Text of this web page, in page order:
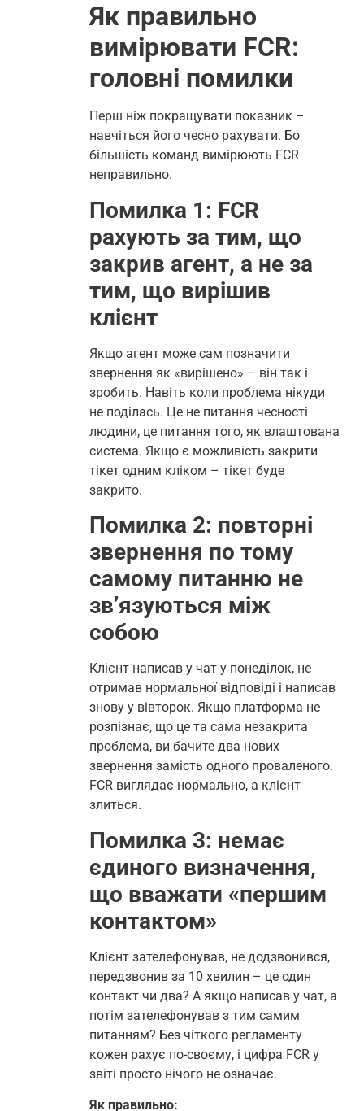
Як правильно
вимірювати FCR:
головні помилки
Перш ніж покращувати показник –
навчіться його чесно рахувати. Бо
більшість команд вимірюють FCR
неправильно.
Помилка 1: FCR
рахують за тим, що
закрив агент, а не за
тим, що вирішив
клієнт
Якщо агент може сам позначити
звернення як «вирішено» – він так і
зробить. Навіть коли проблема нікуди
не поділась. Це не питання чесності
людини, це питання того, як влаштована
система. Якщо є можливість закрити
тікет одним кліком – тікет буде
закрито.
Помилка 2: повторні
звернення по тому
самому питанню не
зв’язуються між
собою
Клієнт написав у чат у понеділок, не
отримав нормальної відповіді і написав
знову у вівторок. Якщо платформа не
розпізнає, що це та сама незакрита
проблема, ви бачите два нових
звернення замість одного проваленого.
FCR виглядає нормально, а клієнт
злиться.
Помилка 3: немає
єдиного визначення,
що вважати «першим
контактом»
Клієнт зателефонував, не додзвонився,
передзвонив за 10 хвилин – це один
контакт чи два? А якщо написав у чат, а
потім зателефонував з тим самим
питанням? Без чіткого регламенту
кожен рахує по-своєму, і цифра FCR у
звіті просто нічого не означає.
Як правильно: